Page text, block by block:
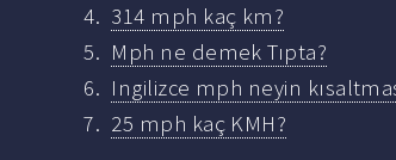
314 mph kaç km?
Mph ne demek Tıpta?
Ingilizce mph neyin
25 mph kaç KMH?